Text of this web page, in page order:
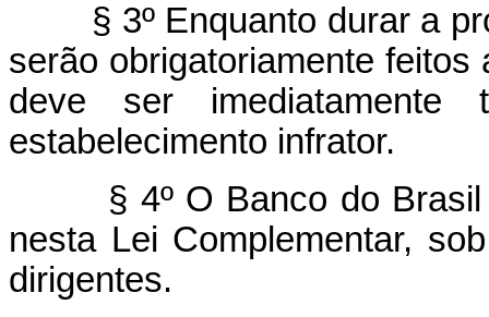
§ 3º Enquanto durar a
serão obrigatoriamente
deve ser
estabelecimento infrator.
§ 4º O Banco do
nesta Lei Complementar,
dirigentes.